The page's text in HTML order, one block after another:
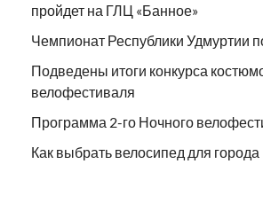
пройдет на ГЛЦ «Банное»
Чемпионат Республики Удмуртии
Подведены итоги конкурса
велофестиваля
Программа 2-го Ночного
Как выбрать велосипед для города